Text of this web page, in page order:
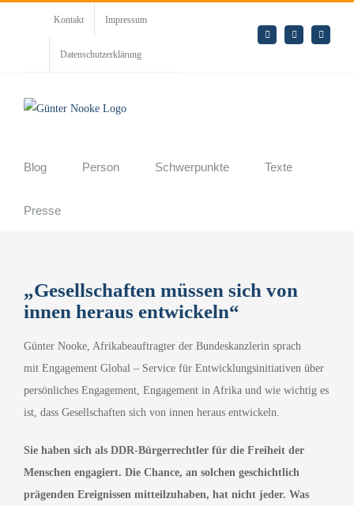
Kontakt Impressum
Datenschutzerklärung
E-
Mail
LinkedInRss
Blog Person Schwerpunkte Texte
Presse
„Gesellschaften müssen sich von
innen heraus entwickeln“
Günter Nooke, Afrikabeauftragter der Bundeskanzlerin sprach
mit Engagement Global – Service für Entwicklungsinitiativen über
persönliches Engagement, Engagement in Afrika und wie wichtig es
ist, dass Gesellschaften sich von innen heraus entwickeln.
Sie haben sich als DDR-Bürgerrechtler für die Freiheit der
Menschen engagiert. Die Chance, an solchen geschichtlich
prägenden Ereignissen mitteilzuhaben, hat nicht jeder. Was